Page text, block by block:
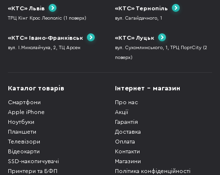
«КТС» Львів
ТРЦ Кінг Крос Леополіс (1 поверх)
«КТС» Тернопіль
вул. Сагайдачного, 1
«КТС» Івано-Франківськ
вул. І.Миколайчука, 2, ТЦ Арсен
«КТС» Луцьк
вул. Сухомлинського, 1, ТРЦ ПортCity (2
поверх)
Каталог товарів
Смартфони
Apple iPhone
Ноутбуки
Планшети
Телевізори
Відеокарти
SSD-накопичувачі
Принтери та БФП
Інтернет - магазин
Про нас
Акції
Гарантія
Доставка
Оплата
Контакти
Магазини
Політика конфіденційності